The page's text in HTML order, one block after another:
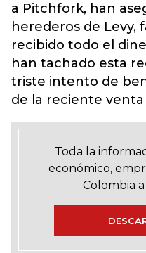
a Pitchfork, han
herederos de Levy,
recibido todo el
han tachado esta
triste intento de
de la reciente
Toda la
económico,
Colombia